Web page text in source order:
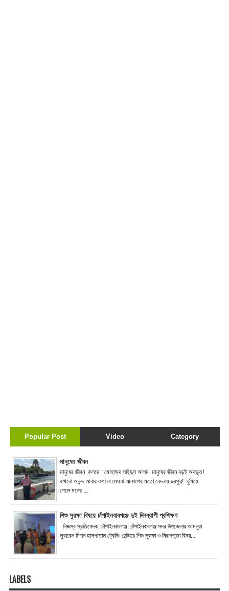
Popular Post Video Category
মানুষের জীবন
মানুষের জীবন কলমে : মোহাম্মদ সহিদুল আলম মানুষের জীবন বড়ই অদ্ভুত!
কখনো আনন্দ আবার কখনো মেঘলা আকাশের মতো বেদনায় ভরপুর! ঘুমিয়ে
গেলে মনের ...
শিশু সুরক্ষা বিষয়ে চাঁপাইনবাবগঞ্জে দুই দিনব্যাপী প্রশিক্ষণ
নিজস্ব প্রতিবেদক, চাঁপাইনবাবগঞ্জ: চাঁপাইনবাবগঞ্জ সদর উপজেলার আমনুরা
লুথারেন মিশন হাসপাতাল ট্রেনিং সেন্টারে শিশু সুরক্ষা ও নিরাপত্তা বিষয়...
LABELS